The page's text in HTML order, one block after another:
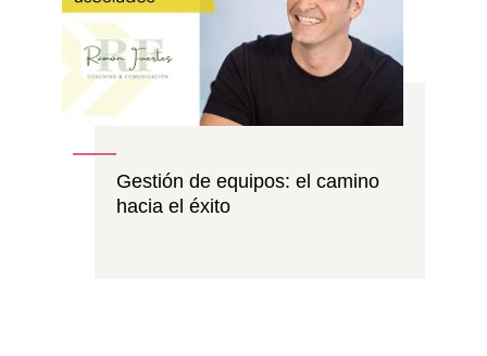
Gestión de equipos: el camino
hacia el éxito